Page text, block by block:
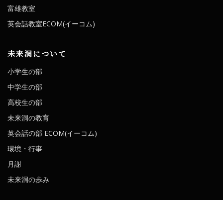
富雄教室
英会話教室ECOM(イーコム)
未来洞について
小学生の部
中学生の部
高校生の部
未来洞の教育
英会話の部 ECOM(イーコム)
環境・行事
月謝
未来洞の歩み